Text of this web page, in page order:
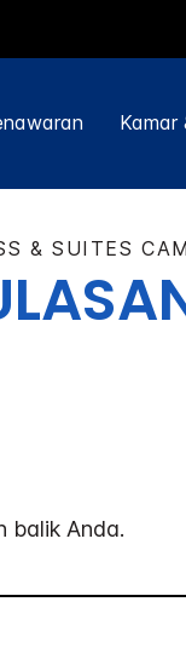
Kamar
& SUITES
balik Anda.